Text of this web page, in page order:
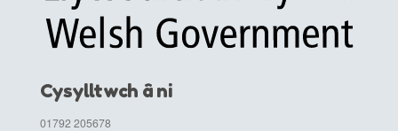
Cysylltwch â ni
01792 205678